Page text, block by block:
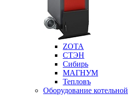
ZOTA
СТЭН
Сибирь
МАГНУМ
Тепловъ
Оборудование котельной